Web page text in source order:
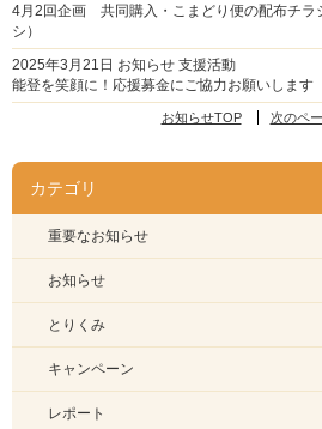
4月2回企画 共同購入・こまどり便の配布チラ
シ）
2025年3月21日 お知らせ 支援活動
能登を笑顔に！応援募金にご協力お願いします
お知らせTOP 次のペ
カテゴリ
重要なお知らせ
お知らせ
とりくみ
キャンペーン
レポート